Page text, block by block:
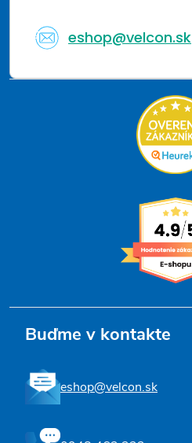
eshop@velcon.sk
Buďme v kontakte
eshop@velcon.sk